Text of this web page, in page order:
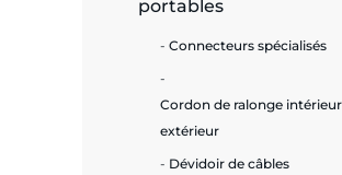
portables
Connecteurs spécialisés
Cordon de ralonge
extérieur
Dévidoir de câbles